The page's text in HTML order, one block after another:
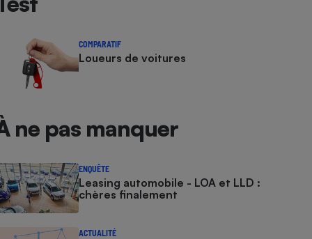
COMPARATIF
Loueurs de voitures
ne pas manquer
ENQUÊTE
Leasing automobile - LOA et LLD :
chères finalement
ACTUALITÉ